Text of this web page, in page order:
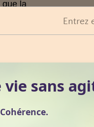
la
»
permet à tout un
REIKI (rituel
les diverses
Entrez
vie sans